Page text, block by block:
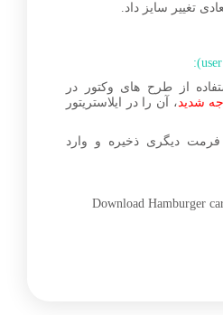
تغییر سایز داد.
از طرح های وکتور در
شدید، آن را در ایلاستریتور
دیگری ذخیره و وارد
Download Hamburger